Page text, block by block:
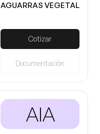
AGUARRAS VEGETAL
Cotizar
Documentación
AIA